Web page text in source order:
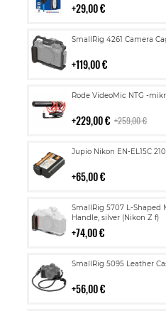
29,00 €
SmallRig 4261 Camera
119,00 €
Lisää
Rode VideoMic NTG -
229,00 € 259,00 €
Lisää
Jupio Nikon EN-EL15C
65,00 €
Lisää
SmallRig 5707 L-Shaped
Handle, silver (Nikon Z f)
74,00 €
Lisää
ostoskoriin
SmallRig 5095 Leather
56,00 €
Lisää